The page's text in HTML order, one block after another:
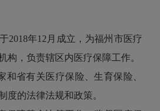
2018年12月成立，为福州市医疗
构，负责辖区内医疗保障工作。
省有关医疗保险、生育保险、
度的法律法规和政策。